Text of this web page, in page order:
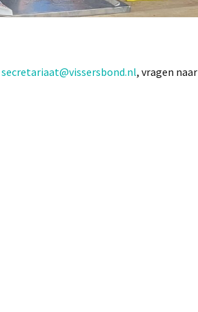
secretariaat@vissersbond.nl, vragen naar